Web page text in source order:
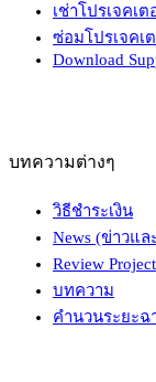
เช่าโปรเจคเต
ซ่อมโปรเจคเ
Download
บทความต่างๆ
วิธีชำระเงิน
News (ข่าวแ
Review
บทความ
คำนวนระยะฉ